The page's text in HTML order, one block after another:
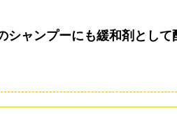
ャンプーにも緩和剤として